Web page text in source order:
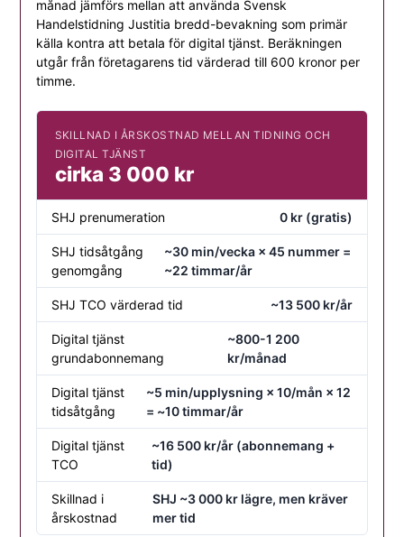
månad jämförs mellan att använda Svensk
Handelstidning Justitia bredd-bevakning som primär
källa kontra att betala för digital tjänst. Beräkningen
utgår från företagarens tid värderad till 600 kronor per
timme.
SKILLNAD I ÅRSKOSTNAD MELLAN TIDNING OCH
DIGITAL TJÄNST
cirka 3 000 kr
SHJ prenumeration 0 kr (gratis)
SHJ tidsåtgång
genomgång
~30 min/vecka × 45 nummer =
~22 timmar/år
SHJ TCO värderad tid ~13 500 kr/år
Digital tjänst
grundabonnemang
~800-1 200
kr/månad
Digital tjänst
tidsåtgång
~5 min/upplysning × 10/mån × 12
= ~10 timmar/år
Digital tjänst
TCO
~16 500 kr/år (abonnemang +
tid)
Skillnad i
årskostnad
SHJ ~3 000 kr lägre, men kräver
mer tid